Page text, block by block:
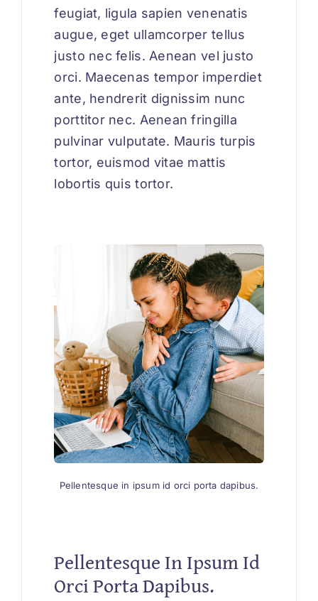
feugiat, ligula sapien venenatis
augue, eget ullamcorper tellus
justo nec felis. Aenean vel justo
orci. Maecenas tempor imperdiet
ante, hendrerit dignissim nunc
porttitor nec. Aenean fringilla
pulvinar vulputate. Mauris turpis
tortor, euismod vitae mattis
lobortis quis tortor.
Pellentesque in ipsum id orci porta dapibus.
Pellentesque In Ipsum Id
Orci Porta Dapibus.